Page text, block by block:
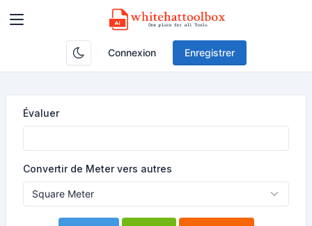
Connexion Enregistrer
Évaluer
Convertir de Meter vers autres